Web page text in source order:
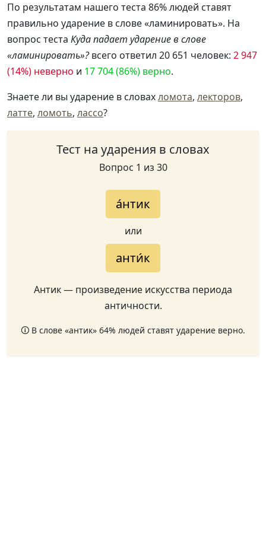
По результатам нашего теста 86% людей ставят
правильно ударение в слове «ламинировать». На
вопрос теста Куда падает ударение в слове
«ламинировать»?всего ответил 20 651 человек: 2 947
(14%) неверно и 17 704 (86%) верно.
Знаете ли вы ударение в словахломота, лекторов,
латте, ломоть, лассо?
Тест на ударения в словах
Вопрос 1 из 30
а́нтик
или
анти́к
Антик — произведение искусства периода
античности.
🛈 В слове «антик» 64% людей ставят ударение верно.